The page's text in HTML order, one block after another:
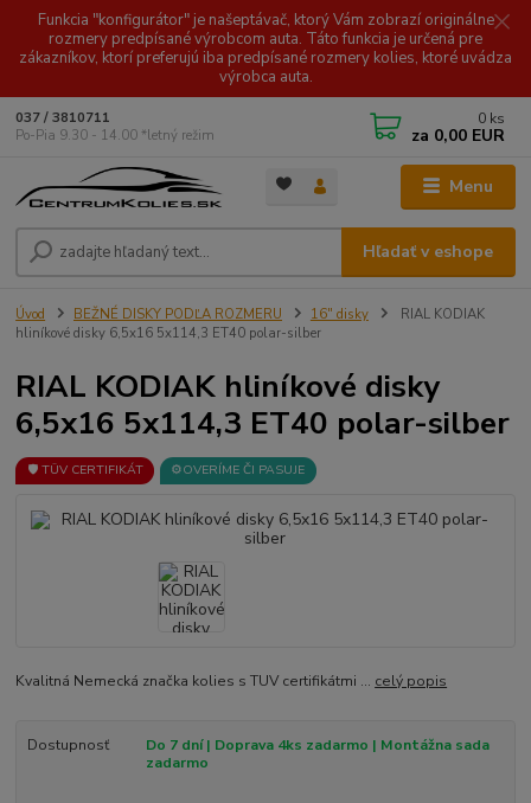
Funkcia "konfigurátor" je našeptávač, ktorý Vám zobrazí originálne
rozmery predpísané výrobcom auta. Táto funkcia je určená pre
zákazníkov, ktorí preferujú iba predpísané rozmery kolies, ktoré uvádza
výrobca auta.
Menu
Hľadať v eshope
037 / 3810711
Po-Pia 9.30 - 14.00 *letný režim
0 ks
za 0,00 EUR
Úvod BEŽNÉ DISKY PODĽA ROZMERU 16" disky
RIAL KODIAK
hliníkové disky 6,5x16 5x114,3 ET40 polar-silber
RIAL KODIAK hliníkové disky
6,5x16 5x114,3 ET40 polar-silber
🛡️ TÜV CERTIFIKÁT ⚙️OVERÍME ČI PASUJE
Kvalitná Nemecká značka kolies s TUV certifikátmi ... celý popis
Dostupnosť
Do 7 dní | Doprava 4ks zadarmo | Montážna sada
zadarmo